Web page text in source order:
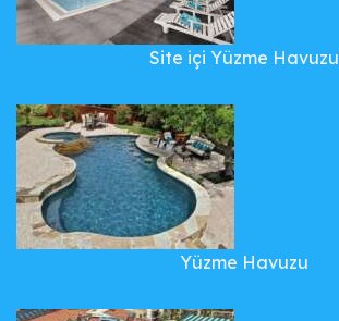
Site içi Yüzme Havuzu
Yüzme Havuzu